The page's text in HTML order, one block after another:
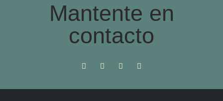
Mantente en
contacto